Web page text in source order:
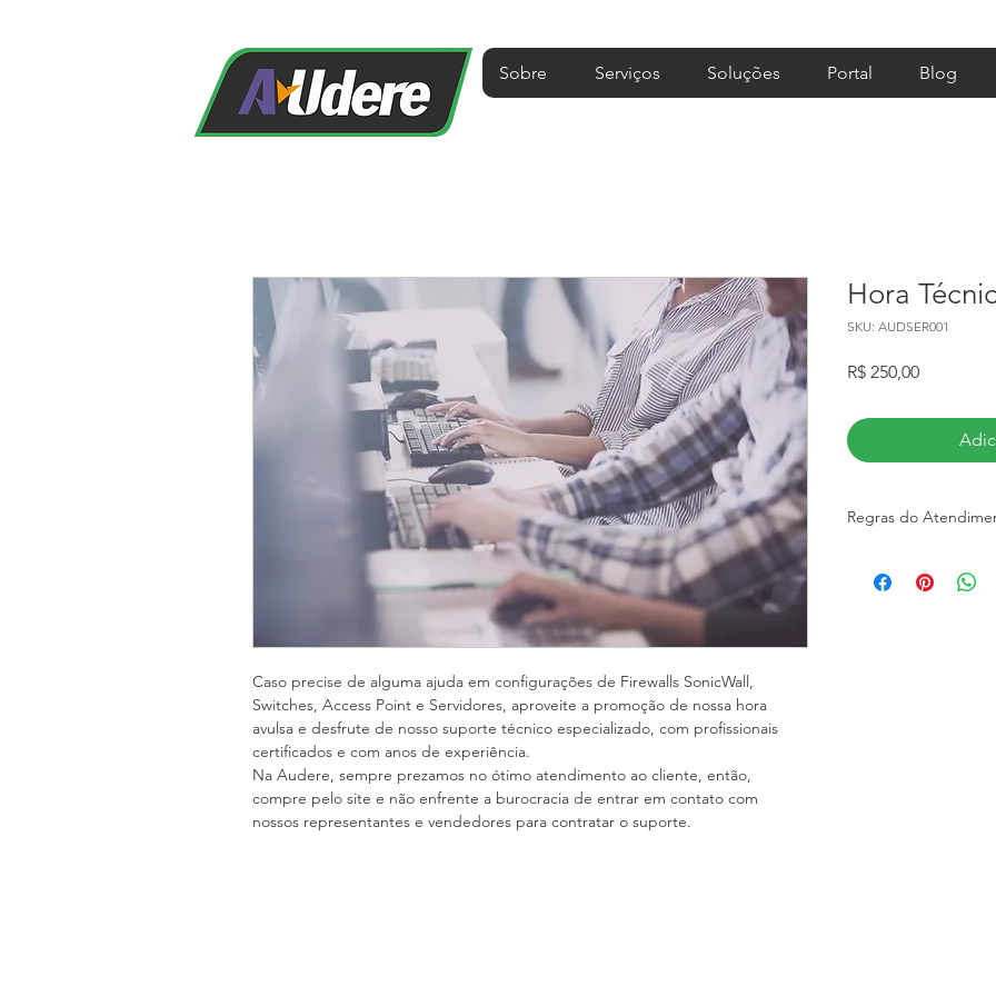
Sobre Serviços Soluções Portal Blog
Caso precise de alguma ajuda em configurações de Firewalls SonicWall,
Switches, Access Point e Servidores, aproveite a promoção de nossa hora
avulsa e desfrute de nosso suporte técnico especializado, com profissionais
certificados e com anos de experiência.
Na Audere, sempre prezamos no ótimo atendimento ao cliente, então,
compre pelo site e não enfrente a burocracia de entrar em contato com
nossos representantes e vendedores para contratar o suporte.
Hora
SKU: AUDSER001
R$ 250,00Preço
Regras do
serviço, entre em